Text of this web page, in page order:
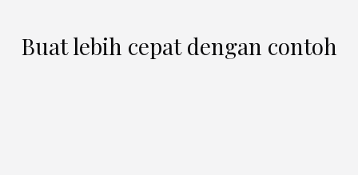
Buat lebih cepat dengan contoh